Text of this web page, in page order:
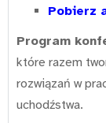
Pobierz
Program
które razem
rozwiązań w
uchodźstwa.